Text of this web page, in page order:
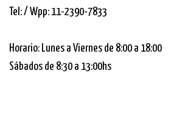
Tel: / Wpp: 11-2390-7833
Horario: Lunes a Viernes de 8:00 a 18:00
Sábados de 8:30 a 13:00hs